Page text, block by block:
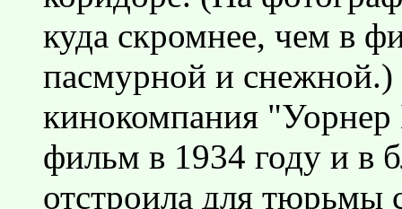
куда скромнее, чем в
пасмурной и снежной.)
кинокомпания "Уорнер
фильм в 1934 году и в
отстроила для тюрьмы